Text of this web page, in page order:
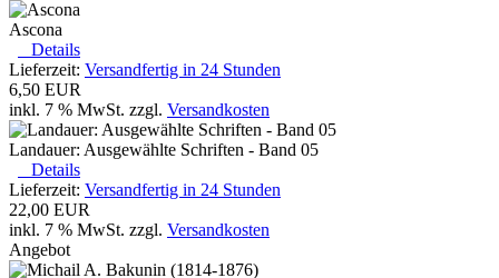
Ascona
Details
Lieferzeit: Versandfertig in 24 Stunden
6,50 EUR
inkl. 7 % MwSt. zzgl. Versandkosten
Landauer: Ausgewählte Schriften - Band 05
Details
Lieferzeit: Versandfertig in 24 Stunden
22,00 EUR
inkl. 7 % MwSt. zzgl. Versandkosten
Angebot